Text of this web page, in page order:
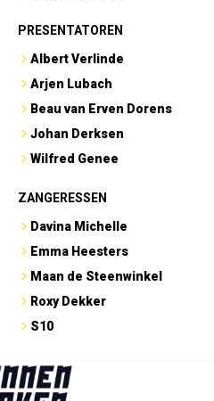
PRESENTATOREN
Albert Verlinde
Arjen Lubach
Beau van Erven Dorens
Johan Derksen
Wilfred Genee
ZANGERESSEN
Davina Michelle
Emma Heesters
Maan de Steenwinkel
Roxy Dekker
S10